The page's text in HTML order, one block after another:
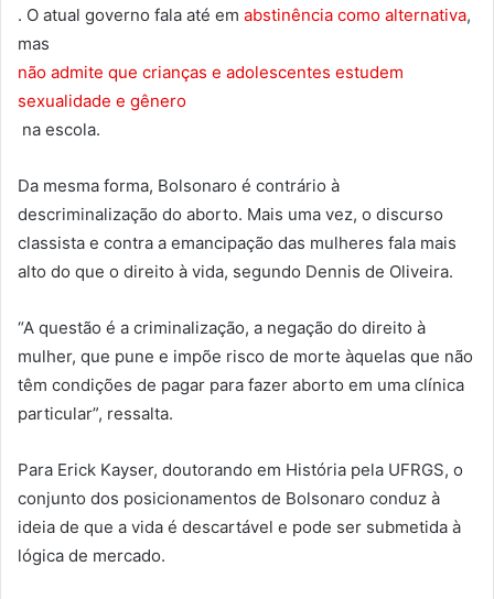
. O atual governo fala até em abstinência como alternativa,
mas
não admite que crianças e adolescentes estudem
sexualidade e gênero
na escola.
Da mesma forma, Bolsonaro é contrário à
descriminalização do aborto. Mais uma vez, o discurso
classista e contra a emancipação das mulheres fala mais
alto do que o direito à vida, segundo Dennis de Oliveira.
“A questão é a criminalização, a negação do direito à
mulher, que pune e impõe risco de morte àquelas que não
têm condições de pagar para fazer aborto em uma clínica
particular”, ressalta.
Para Erick Kayser, doutorando em História pela UFRGS, o
conjunto dos posicionamentos de Bolsonaro conduz à
ideia de que a vida é descartável e pode ser submetida à
lógica de mercado.